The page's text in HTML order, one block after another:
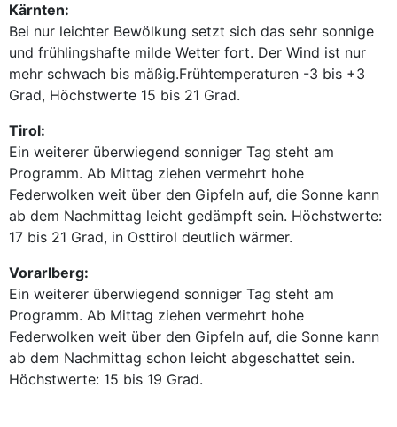
Kärnten:
Bei nur leichter Bewölkung setzt sich das sehr sonnige
und frühlingshafte milde Wetter fort. Der Wind ist nur
mehr schwach bis mäßig.Frühtemperaturen -3 bis +3
Grad, Höchstwerte 15 bis 21 Grad.
Tirol:
Ein weiterer überwiegend sonniger Tag steht am
Programm. Ab Mittag ziehen vermehrt hohe
Federwolken weit über den Gipfeln auf, die Sonne kann
ab dem Nachmittag leicht gedämpft sein. Höchstwerte:
17 bis 21 Grad, in Osttirol deutlich wärmer.
Vorarlberg:
Ein weiterer überwiegend sonniger Tag steht am
Programm. Ab Mittag ziehen vermehrt hohe
Federwolken weit über den Gipfeln auf, die Sonne kann
ab dem Nachmittag schon leicht abgeschattet sein.
Höchstwerte: 15 bis 19 Grad.